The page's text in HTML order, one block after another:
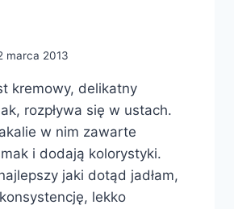
marca 2013
kremowy, delikatny
rozpływa się w ustach.
w nim zawarte
i dodają kolorystyki.
jaki dotąd jadłam,
lekko